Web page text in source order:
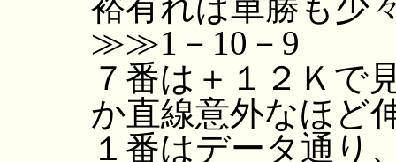
裕有れば単勝も少
≫≫1－10－9
７番は＋１２Ｋで
か直線意外なほど
１番はデータ通り